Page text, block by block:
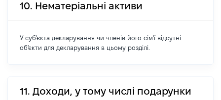
10. Нематеріальні активи
У суб'єкта декларування чи членів його сім'ї відсутні
об'єкти для декларування в цьому розділі.
11. Доходи, у тому числі подарунки